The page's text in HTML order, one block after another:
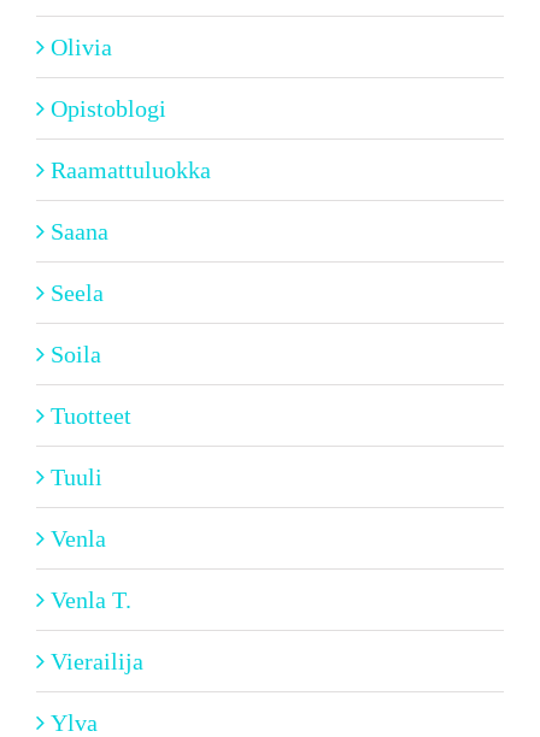
Olivia
Opistoblogi
Raamattuluokka
Saana
Seela
Soila
Tuotteet
Tuuli
Venla
Venla T.
Vierailija
Ylva